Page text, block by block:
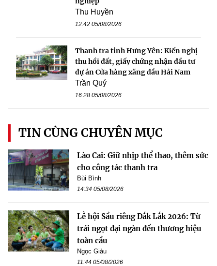
Thu Huyền
12:42 05/08/2026
Thanh tra tỉnh Hưng Yên: Kiến nghị
thu hồi đất, giấy chứng nhận đầu tư
dự án Cửa hàng xăng dầu Hải Nam
Trần Quý
16:28 05/08/2026
TIN CÙNG CHUYÊN MỤC
Lào Cai: Giữ nhịp thể thao, thêm sức
cho công tác thanh tra
Bùi Bình
14:34 05/08/2026
Lễ hội Sầu riêng Đắk Lắk 2026: Từ
trái ngọt đại ngàn đến thương hiệu
toàn cầu
Ngọc Giàu
11:44 05/08/2026